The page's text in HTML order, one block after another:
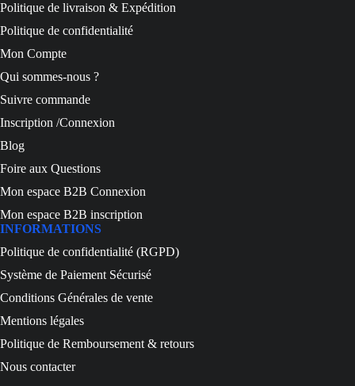
Politique de livraison & Expédition
Politique de confidentialité
Mon Compte
Qui sommes-nous ?
Suivre commande
Inscription /Connexion
Blog
Foire aux Questions
Mon espace B2B Connexion
Mon espace B2B inscription
INFORMATIONS
Politique de confidentialité (RGPD)
Système de Paiement Sécurisé
Conditions Générales de vente
Mentions légales
Politique de Remboursement & retours
Nous contacter